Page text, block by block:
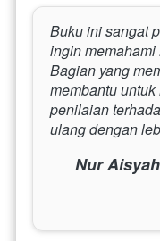
Buku ini sangat
ingin memahami
Bagian yang
membantu
penilaian
ulang dengan
Nur